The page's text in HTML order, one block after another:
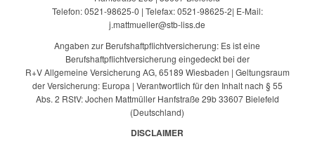
Telefon: 0521-98625-0 | Telefax: 0521-98625-2| E-Mail:
j.mattmueller@stb-liss.de
Angaben zur Berufshaftpflichtversicherung: Es ist eine
Berufshaftpflichtversicherung eingedeckt bei der
R+V Allgemeine Versicherung AG, 65189 Wiesbaden | Geltungsraum
der Versicherung: Europa | Verantwortlich für den Inhalt nach § 55
Abs. 2 RStV: Jochen Mattmüller Hanfstraße 29b 33607 Bielefeld
(Deutschland)
DISCLAIMER